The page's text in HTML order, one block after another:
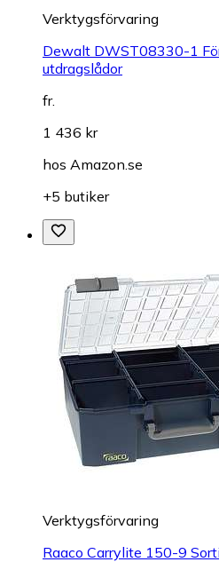
Verktygsförvaring
Dewalt DWST08330-1
utdragslådor
fr.
1 436 kr
hos Amazon.se
+5 butiker
Verktygsförvaring
Raaco Carrylite 150-9